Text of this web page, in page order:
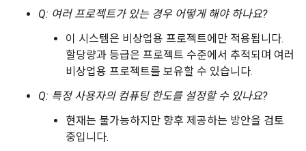
Q: 여러 프로젝트가 있는 경우 어떻게 해야 하나요?
이 시스템은 비상업용 프로젝트에만 적용됩니다.
할당량과 등급은 프로젝트 수준에서 추적되며 여러
비상업용 프로젝트를 보유할 수 있습니다.
Q: 특정 사용자의 컴퓨팅 한도를 설정할 수 있나요?
현재는 불가능하지만 향후 제공하는 방안을 검토
중입니다.